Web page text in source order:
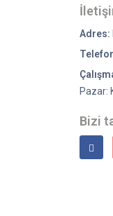
Adres:
Pazar:
Bizi